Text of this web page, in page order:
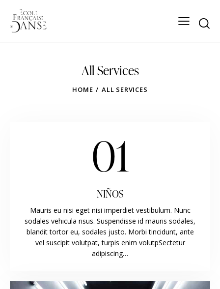
All Services
HOME ALL SERVICES
01
NIÑOS
Mauris eu nisi eget nisi imperdiet vestibulum. Nunc
sodales vehicula risus. Suspendisse id mauris sodales,
blandit tortor eu, sodales justo. Morbi tincidunt, ante
vel suscipit volutpat, turpis enim volutpSectetur
adipiscing…